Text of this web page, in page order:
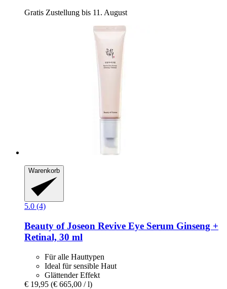
Gratis Zustellung bis 11. August
Warenkorb
5.0 (4)
Beauty of Joseon Revive Eye Serum Ginseng +
Retinal, 30 ml
Für alle Hauttypen
Ideal für sensible Haut
Glättender Effekt
€ 19,95 (€ 665,00 / l)